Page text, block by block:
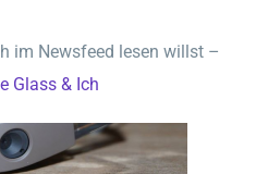
im Newsfeed lesen willst –
Glass & Ich